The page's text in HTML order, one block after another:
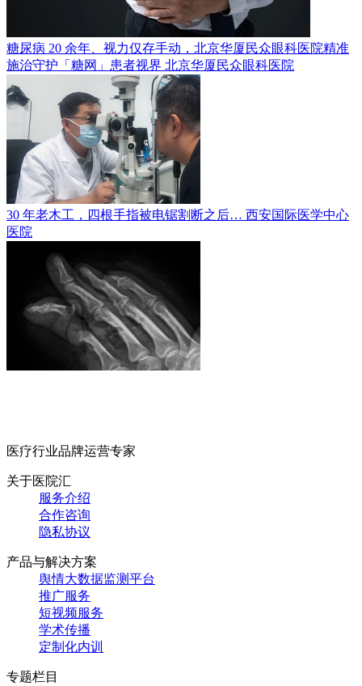
糖尿病 20 余年、视力仅存手动，北京华厦民众眼科医院精准
施治守护「糖网」患者视界 北京华厦民众眼科医院
30 年老木工，四根手指被电锯割断之后… 西安国际医学中心
医院
医疗行业品牌运营专家
关于医院汇
服务介绍
合作咨询
隐私协议
产品与解决方案
舆情大数据监测平台
推广服务
短视频服务
学术传播
定制化内训
专题栏目